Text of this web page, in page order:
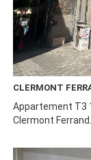
CLERMONT
Appartement T3
Clermont